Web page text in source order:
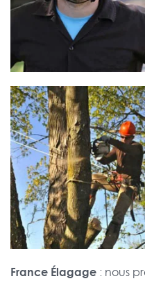
France Élagage : nous